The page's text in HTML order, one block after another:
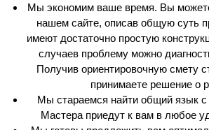
Мы экономим ваше время. Вы
нашем сайте, описав общую суть
имеют достаточно простую
случаев проблему можно
Получив ориентировочную смету
принимаете решение о
Мы стараемся найти общий язык
Мастера приедут к вам в любое